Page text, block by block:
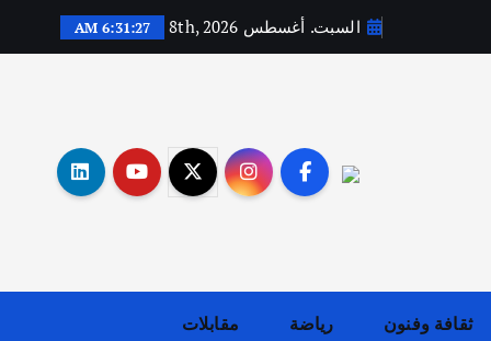
السبت. أغسطس 8th, 2026 6:31:28 AM
ثقافة وفنون رياضة مقابلات